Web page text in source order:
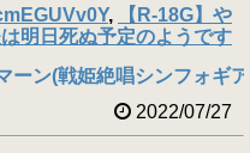
,
【R-18G】や
明日死ぬ予定のようです
ーン(戦姫絶唱シンフォギ
2022/07/27